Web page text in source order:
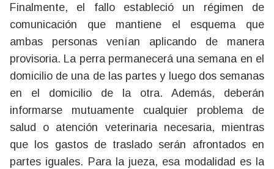
Finalmente, el fallo estableció un régimen de
comunicación que mantiene el esquema que
ambas personas venían aplicando de manera
provisoria. La perra permanecerá una semana en el
domicilio de una de las partes y luego dos semanas
en el domicilio de la otra. Además, deberán
informarse mutuamente cualquier problema de
salud o atención veterinaria necesaria, mientras
que los gastos de traslado serán afrontados en
partes iguales. Para la jueza, esa modalidad es la